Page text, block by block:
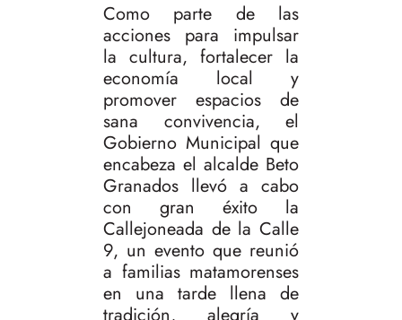
Como parte de las
acciones para impulsar
la cultura, fortalecer la
economía local y
promover espacios de
sana convivencia, el
Gobierno Municipal que
encabeza el alcalde Beto
Granados llevó a cabo
con gran éxito la
Callejoneada de la Calle
9, un evento que reunió
a familias matamorenses
en una tarde llena de